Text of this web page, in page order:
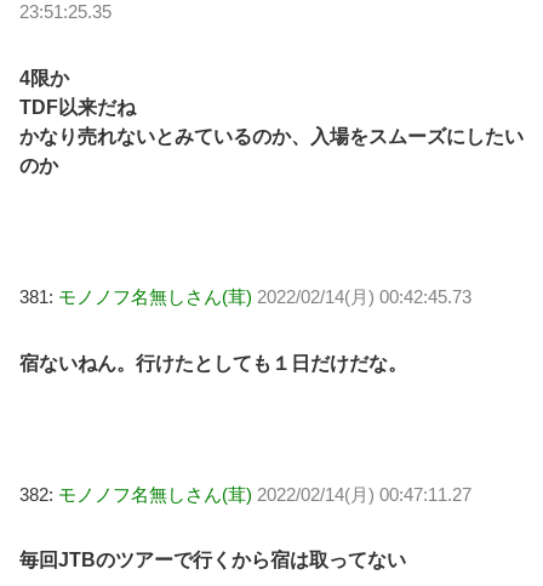
23:51:25.35
4限か
TDF以来だね
かなり売れないとみているのか、入場をスムーズにしたい
のか
381: モノノフ名無しさん(茸) 2022/02/14(月) 00:42:45.73
宿ないねん。行けたとしても１日だけだな。
382: モノノフ名無しさん(茸) 2022/02/14(月) 00:47:11.27
毎回JTBのツアーで行くから宿は取ってない